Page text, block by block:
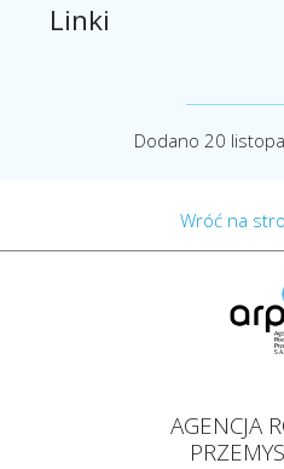
Linki
Dodano 20
Wróć na
AGENCJA